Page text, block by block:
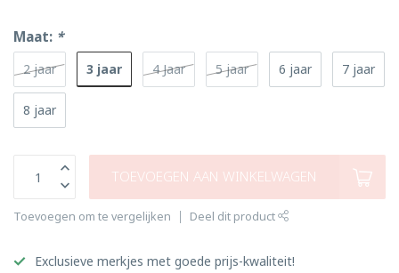
Maat: *
2 jaar 3 jaar 4 Jaar 5 jaar 6 jaar 7 jaar
8 jaar
TOEVOEGEN AAN WINKELWAGEN
Toevoegen om te vergelijken Deel dit product
Exclusieve merkjes met goede prijs-kwaliteit!